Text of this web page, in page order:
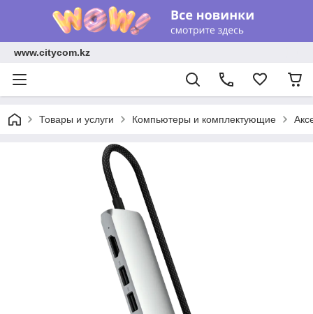
www.citycom.kz
Товары и услуги Компьютеры и комплектующие